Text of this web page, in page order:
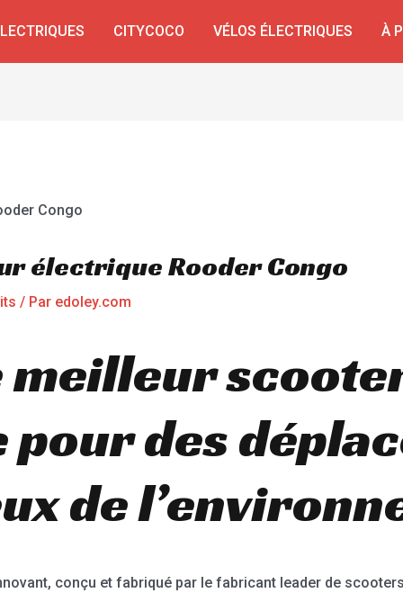
CITYCOCO VÉLOS ÉLECTRIQUES À
électrique Rooder Congo
/ Par edoley.com
meilleur
des
de
conçu et fabriqué par le fabricant leader de